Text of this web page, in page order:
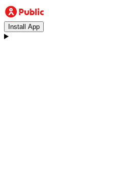
Install App